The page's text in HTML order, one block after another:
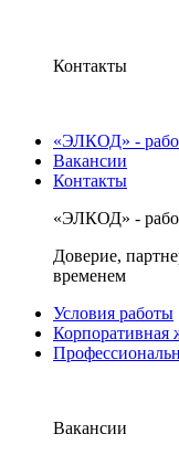
Контакты
«ЭЛКОД» -
Вакансии
Контакты
«ЭЛКОД» -
Доверие,
временем
Условия работы
Корпоративная
Вакансии